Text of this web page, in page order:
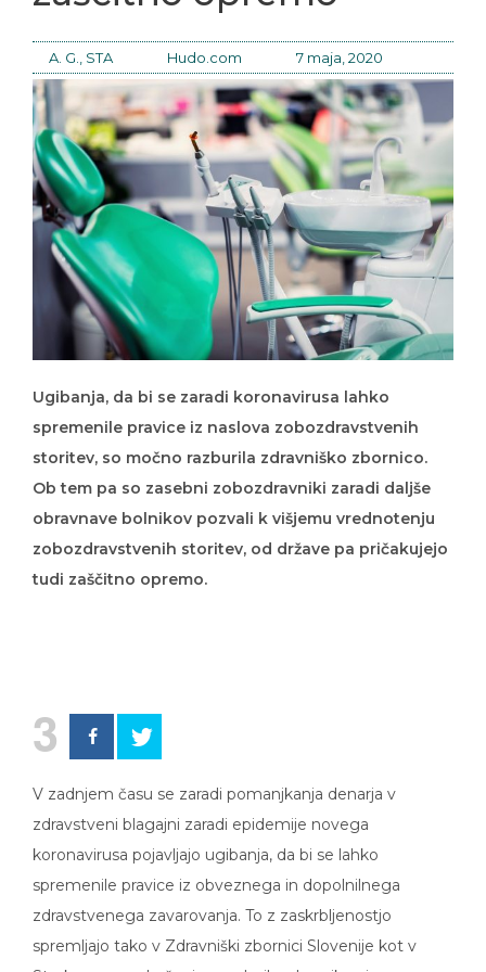
A. G., STA Hudo.com 7 maja, 2020
spremenile pravice iz naslova zobozdravstvenih
storitev, so močno razburila zdravniško zbornico.
obravnave bolnikov pozvali k višjemu vrednotenju
zobozdravstvenih storitev, od države pa pričakujejo
3
zdravstveni blagajni zaradi epidemije novega
koronavirusa pojavljajo ugibanja, da bi se lahko
spremenile pravice iz obveznega in dopolnilnega
zdravstvenega zavarovanja. To z zaskrbljenostjo
spremljajo tako v Zdravniški zbornici Slovenije kot v
Strokovnem združenju zasebnih zdravnikov in